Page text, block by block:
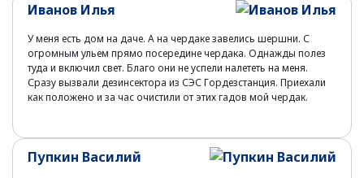
Иванов Илья
У меня есть дом на даче. А на чердаке завелись шершни. С
огромным ульем прямо посередине чердака. Однажды полез
туда и включил свет. Благо они не успели налететь на меня.
Сразу вызвали дезинсектора из СЭС Гордезстанция. Приехали
как положено и за час очистили от этих гадов мой чердак.
Пупкин Василий